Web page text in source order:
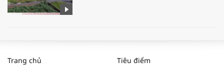
NAM NĂM 2024 VÀ NĂM 2025 | NHỊP
ĐẬP THỊ TRƯỜNG #62
Trang chủ Tiêu điểm